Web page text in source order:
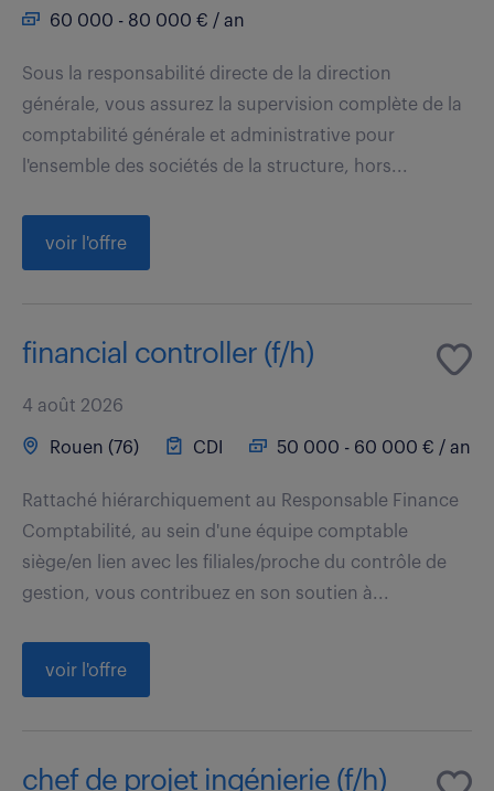
60 000 - 80 000 € / an
Sous la responsabilité directe de la direction
générale, vous assurez la supervision complète de la
comptabilité générale et administrative pour
l'ensemble des sociétés de la structure, hors...
voir l'offre
financial controller (f/h)
4 août 2026
Rouen (76) CDI 50 000 - 60 000 € / an
Rattaché hiérarchiquement au Responsable Finance
Comptabilité, au sein d'une équipe comptable
siège/en lien avec les filiales/proche du contrôle de
gestion, vous contribuez en son soutien à...
voir l'offre
chef de projet ingénierie (f/h)